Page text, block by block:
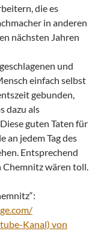
die es
in anderen
nächsten Jahren
und
einfach selbst
gebunden,
dazu als
guten Taten für
an jedem Tag des
Entsprechend
wären toll.
Kanal) von